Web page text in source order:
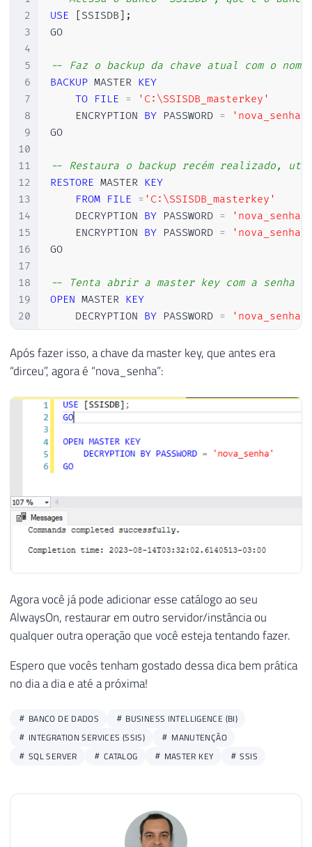
2
3
4
5
6
7
8
9
10
11
12
13
14
15
16
17
18
19
20
21
22
23
25
USE
SSISDB
;
GO
-- Faz o backup da chave atual com o
BACKUP MASTER KEY
TO
FILE =
'C:\SSISDB_masterkey'
    ENCRYPTION
BY PASSWORD =
'nova_senha'
GO
-- Restaura o backup recém realizado,
RESTORE MASTER KEY
FROM
FILE = 'C:\SSISDB_masterkey'
    DECRYPTION
BY PASSWORD =
'nova_senha'
    ENCRYPTION
BY PASSWORD =
'nova_senha'
GO
-- Tenta abrir a master key com a senha
OPEN MASTER KEY
    DECRYPTION
BY PASSWORD =
'nova_senha'
GO
-- Fecha a master key
GO
Após fazer isso, a chave da master key, que antes era
“dirceu”, agora é “nova_senha”:
Agora você já pode adicionar esse catálogo ao seu
AlwaysOn, restaurar em outro servidor/instância ou
qualquer outra operação que você esteja tentando fazer.
Espero que vocês tenham gostado dessa dica bem prática
no dia a dia e até a próxima!
BANCO DE DADOS
BUSINESS INTELLIGENCE (BI)
INTEGRATION SERVICES (SSIS)
MANUTENÇÃO
SQL SERVER
CATALOG MASTER KEY SSIS